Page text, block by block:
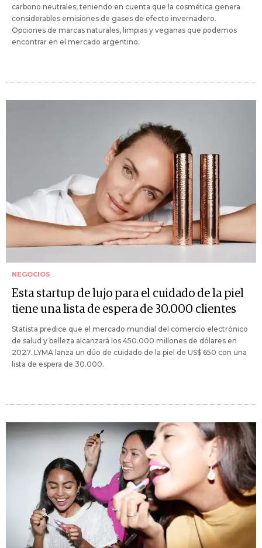
carbono neutrales, teniendo en cuenta que la cosmética genera
considerables emisiones de gases de efecto invernadero.
Opciones de marcas naturales, limpias y veganas que podemos
encontrar en el mercado argentino.
NEGOCIOS
Esta startup de lujo para el cuidado de la piel
tiene una lista de espera de 30.000 clientes
Statista predice que el mercado mundial del comercio electrónico
de salud y belleza alcanzará los 450.000 millones de dólares en
2027. LYMA lanza un dúo de cuidado de la piel de US$ 650 con una
lista de espera de 30.000.